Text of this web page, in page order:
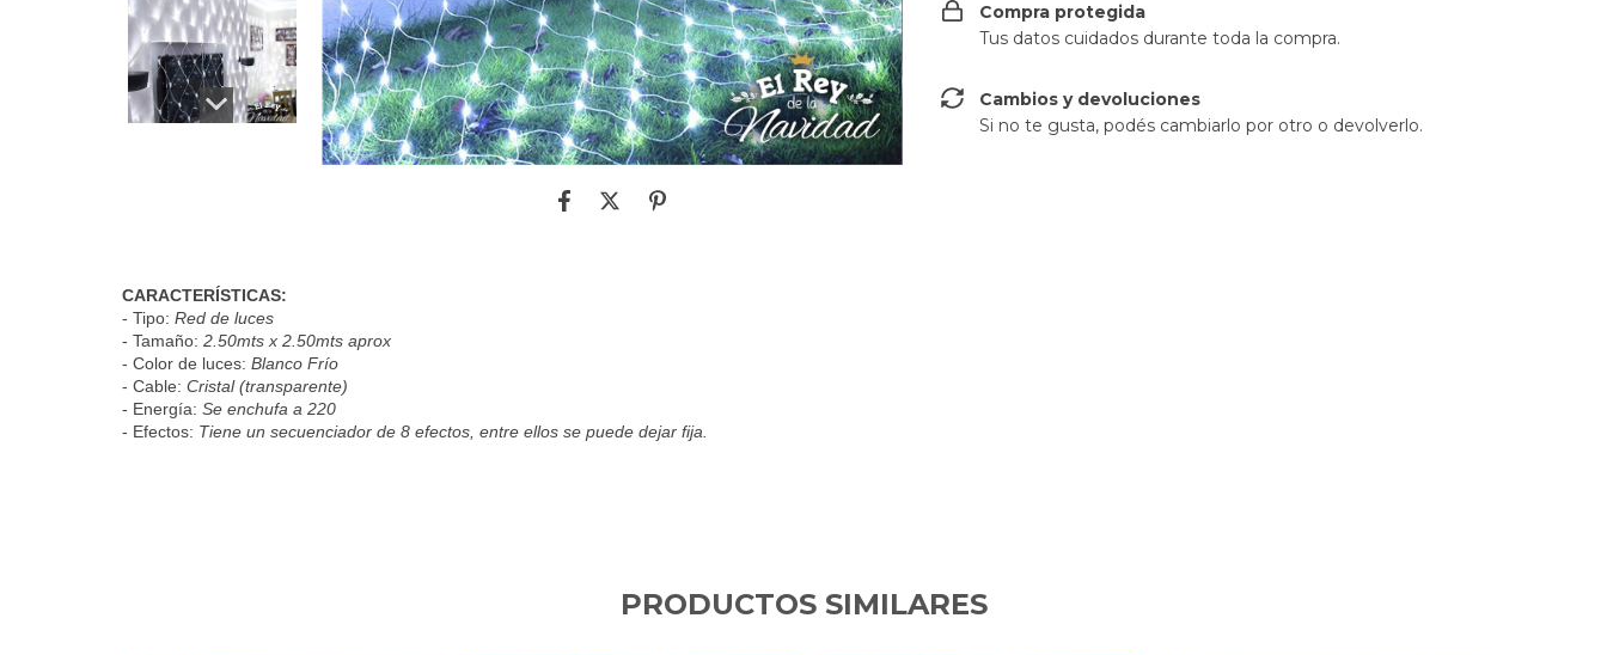
CARACTERÍSTICAS:
- Tipo: Red de luces
- Tamaño: 2.50mts x 2.50mts aprox
- Color de luces: Blanco Frío
- Cable: Cristal (transparente)
- Energía: Se enchufa a 220
- Efectos: Tiene un secuenciador de 8 efectos, entre ellos se puede dejar fija.
Compra protegida
Tus datos cuidados durante toda la compra.
Cambios y devoluciones
Si no te gusta, podés cambiarlo por otro o devolverlo.
PRODUCTOS SIMILARES